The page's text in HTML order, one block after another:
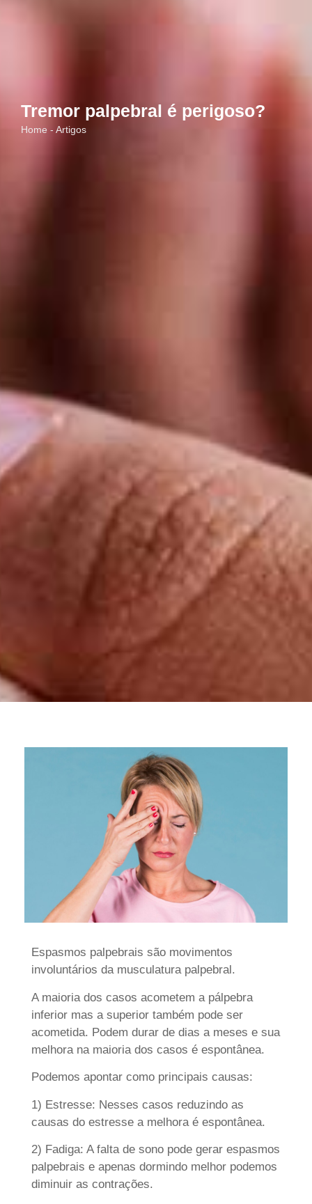
Tremor palpebral é perigoso?
Home - Artigos
Espasmos palpebrais são movimentos
involuntários da musculatura palpebral.
A maioria dos casos acometem a pálpebra
inferior mas a superior também pode ser
acometida. Podem durar de dias a meses e sua
melhora na maioria dos casos é espontânea.
Podemos apontar como principais causas:
1) Estresse: Nesses casos reduzindo as
causas do estresse a melhora é espontânea.
2) Fadiga: A falta de sono pode gerar espasmos
palpebrais e apenas dormindo melhor podemos
diminuir as contrações.